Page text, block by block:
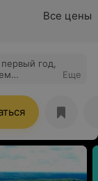
Все цены
год,
Еще